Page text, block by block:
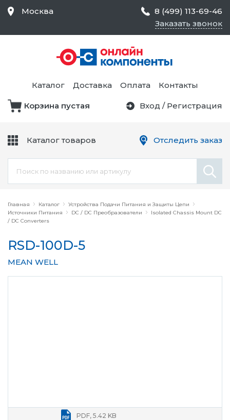
Главная Каталог
Устройства Подачи Питания и Защиты Цепи
Источники Питания
DC / DC Преобразователи
Isolated Chassis Mount DC
/ DC Converters
RSD-100D-5
MEAN WELL
PDF, 5.42 KB
Москва
8 (499) 113-69-46
Заказать звонок
Каталог Доставка Оплата Контакты
Корзина пустая Вход / Регистрация
Каталог товаров
Средства Контроля
Статического
Электричества и
Безопасности,
Товары для Чистых
Цепи
Оборудование
Отследить заказ